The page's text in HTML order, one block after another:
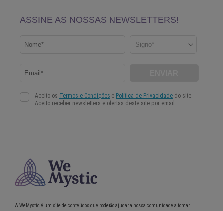
A WeMystic é um site de conteúdos que poderão ajudar a nossa comunidade a tomar